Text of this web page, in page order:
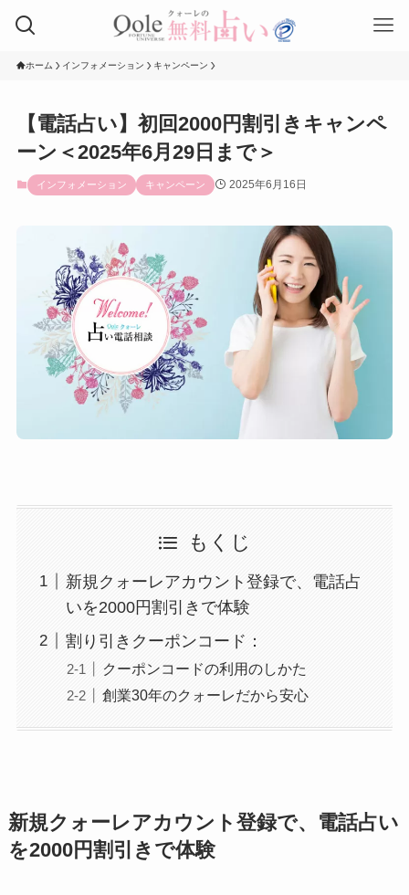
ホーム インフォメーション キャンペーン
【電話占い】初回2000円割引きキャンペ
ーン＜2025年6月29日まで＞
インフォメーション キャンペーン 2025年6月16日
もくじ
新規クォーレアカウント登録で、電話占
いを2000円割引きで体験
割り引きクーポンコード：
クーポンコードの利用のしかた
創業30年のクォーレだから安心
新規クォーレアカウント登録で、電話占い
を2000円割引きで体験